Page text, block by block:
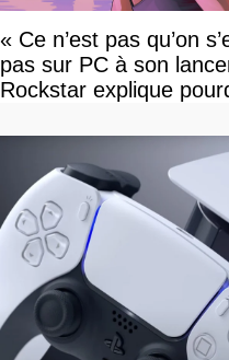
« Ce n’est pas qu’on
pas sur PC à son
Rockstar explique